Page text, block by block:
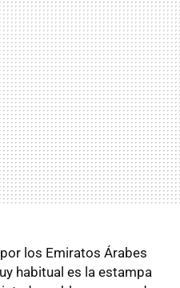
los Emiratos Árabes
habitual es la estampa